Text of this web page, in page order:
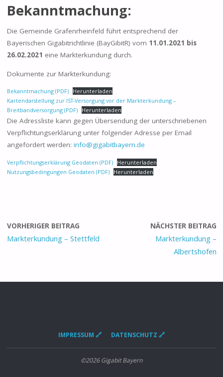
Bekanntmachung:
Die Gemeinde Grafenrheinfeld führt entsprechend der
Bayerischen Gigabitrichtlinie (BayGibitR) vom 11.01.2021 bis
26.02.2021 eine Markterkundung durch.
Dokumente zur Markterkundung:
Bekanntmachung (PDF)
Herunterladen
Kartendarstellung zur IST-Versorgung vor der Markterkundung –
Breitbandversorgung (PDF)
Herunterladen
Die Adressliste kann gegen Übersendung der unterschriebenen
Verpflichtungserklärung unter folgender Adresse per Email
angefordert werden: info@gigabitbayern.de
Verpflichtungserklärung Geodaten (PDF)
Herunterladen
Nutzungsbedingungen Geodaten (PDF)
Herunterladen
VORHERIGER BEITRAG
Markterkundung – Stettfeld
NÄCHSTER BEITRAG
Markterkundung –
Albertshofen
IMPRESSUM 🔗 DATENSCHUTZ 🔗
©2026 Gigabit Bayern